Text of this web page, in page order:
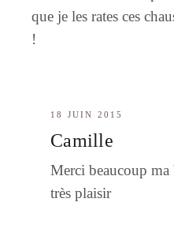
que je les rates ces
!
18 JUIN 2015
Camille
Merci beaucoup ma
très plaisir